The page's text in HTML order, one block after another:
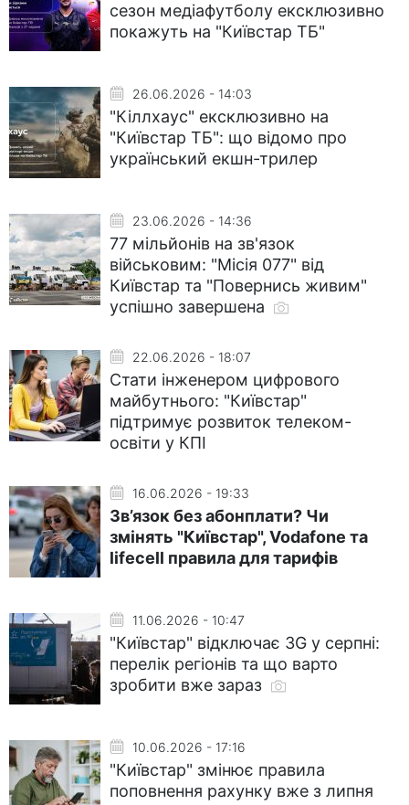
сезон медіафутболу ексклюзивно
покажуть на "Київстар ТБ"
26.06.2026 - 14:03
"Кіллхаус" ексклюзивно на
"Київстар ТБ": що відомо про
український екшн-трилер
23.06.2026 - 14:36
77 мільйонів на зв'язок
військовим: "Місія 077" від
Київстар та "Повернись живим"
успішно завершена
22.06.2026 - 18:07
Стати інженером цифрового
майбутнього: "Київстар"
підтримує розвиток телеком-
освіти у КПІ
16.06.2026 - 19:33
Зв’язок без абонплати? Чи
змінять "Київстар", Vodafone та
lifecell правила для тарифів
11.06.2026 - 10:47
"Київстар" відключає 3G у серпні:
перелік регіонів та що варто
зробити вже зараз
10.06.2026 - 17:16
"Київстар" змінює правила
поповнення рахунку вже з липня